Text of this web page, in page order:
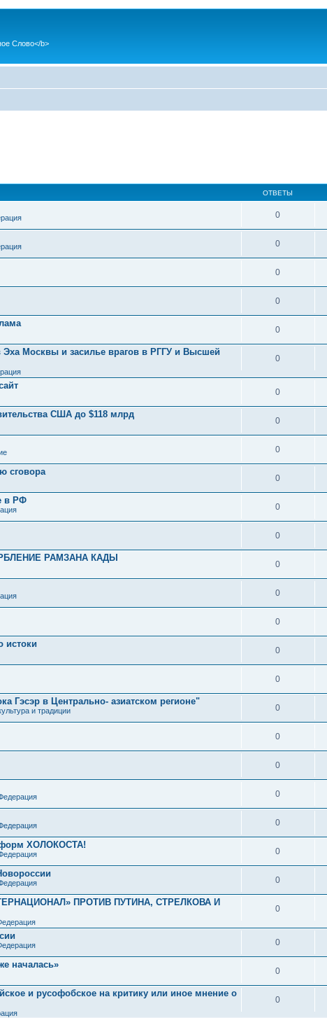
Слово</b>
ОТВЕТЫ
0
0
0
0
0
Москвы и засилье врагов в РГГУ и Высшей
0
0
США до $118 млрд
0
0
сговора
0
в РФ
0
0
РАМЗАНА КАДЫ
0
0
0
истоки
0
0
Гэсэр в Центрально- азиатском регионе"
и традиции 0
0
0
0
0
ХОЛОКОСТА!
0
0
ПРОТИВ ПУТИНА, СТРЕЛКОВА И
0
0
началась»
0
и русофобское на критику или иное мнение о
0